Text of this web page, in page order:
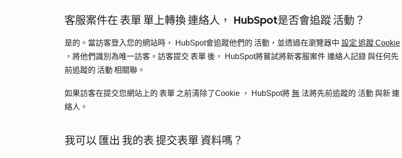
客服案件在 表單 單上轉換 連絡人， HubSpot是否會追蹤 活動？
是的。當訪客登入您的網站時， HubSpot會追蹤他們的 活動，並透過在瀏覽器中 設定 追蹤 Cookie
，將他們識別為唯一訪客。訪客提交 表單 後， HubSpot將嘗試將新客服案件 連絡人記錄 與任何先
前追蹤的 活動 相關聯。
如果訪客在提交您網站上的 表單 之前清除了Cookie ， HubSpot將 無 法將先前追蹤的 活動 與新 連
絡人。
我可以 匯出 我的表 提交表單 資料嗎？